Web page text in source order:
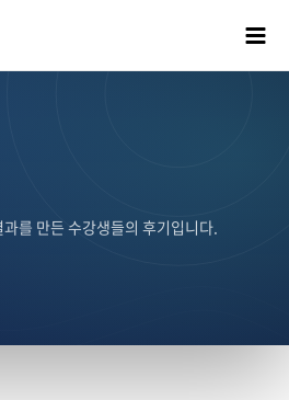
를 만든 수강생들의 후기입니다.